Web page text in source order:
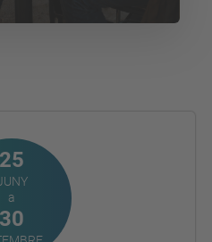
25
JUNY
a
30